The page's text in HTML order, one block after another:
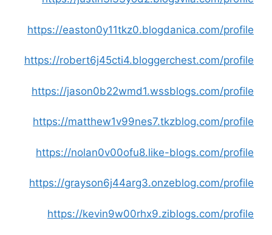
https://easton0y11tkz0.blogdanica.com/profile
https://robert6j45cti4.bloggerchest.com/profile
https://jason0b22wmd1.wssblogs.com/profile
https://matthew1v99nes7.tkzblog.com/profile
https://nolan0v00ofu8.like-blogs.com/profile
https://grayson6j44arg3.onzeblog.com/profile
https://kevin9w00rhx9.ziblogs.com/profile